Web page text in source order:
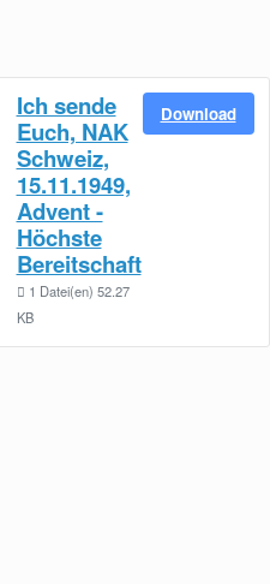
Ich sende
Euch, NAK
Schweiz,
15.11.1949,
Advent -
Höchste
Bereitschaft
1 Datei(en) 52.27
KB
Download